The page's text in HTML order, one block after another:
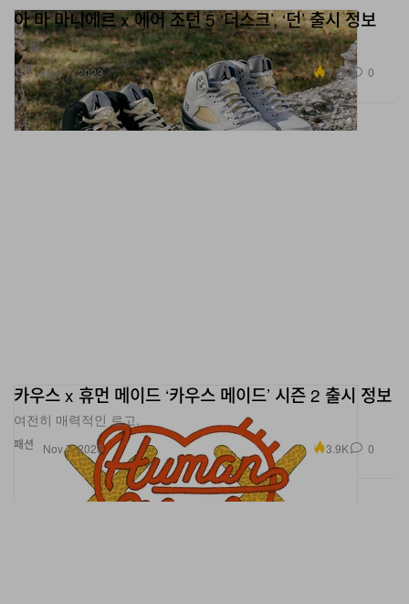
신발
아 마 마니에르 x 에어 조던 5 ‘더스크’, ‘던’ 출시 정보
11월.
Nov 7, 2023 3.2K 0
패션
카우스 x 휴먼 메이드 ‘카우스 메이드’ 시즌 2 출시 정보
여전히 매력적인 로고.
Nov 7, 2023 3.9K 0